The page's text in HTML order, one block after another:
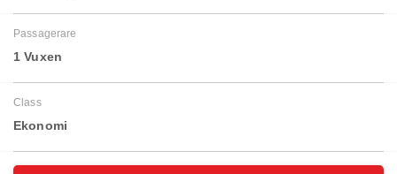
Passagerare
1 Vuxen
Class
Ekonomi